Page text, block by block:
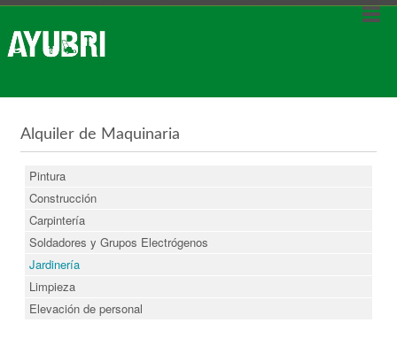
Alquiler de Maquinaria
Pintura
Construcción
Carpintería
Soldadores y Grupos Electrógenos
Jardinería
Limpieza
Elevación de personal